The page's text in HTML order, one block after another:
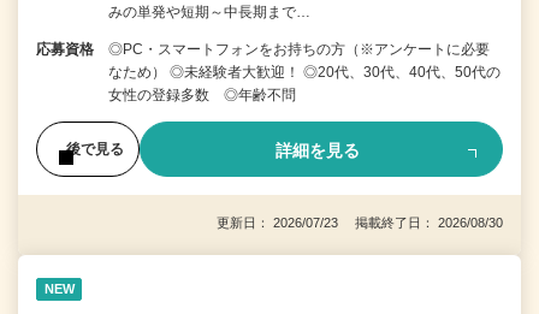
みの単発や短期～中長期まで…
応募資格
◎PC・スマートフォンをお持ちの方（※アンケートに必要
なため） ◎未経験者大歓迎！ ◎20代、30代、40代、50代の
女性の登録多数 ◎年齢不問
後で見る 詳細を見る
更新日： 2026/07/23 掲載終了日： 2026/08/30
NEW